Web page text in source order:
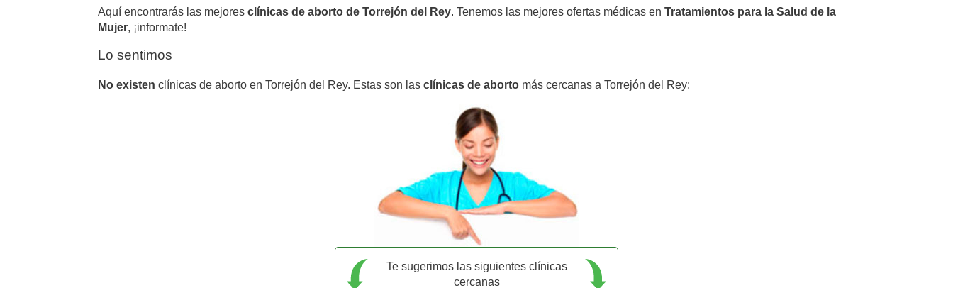
Aquí encontrarás las mejores clínicas de aborto de Torrejón del Rey. Tenemos las mejores ofertas médicas en Tratamientos para la Salud de la
Mujer, ¡informate!
Lo sentimos
No existen clínicas de aborto en Torrejón del Rey. Estas son las clínicas de aborto más cercanas a Torrejón del Rey:
Te sugerimos las siguientes clínicas
cercanas